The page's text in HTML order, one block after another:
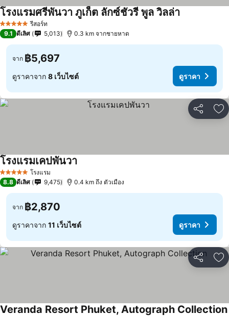
5 ดาว รีสอร์ท
โรงแรมศรีพันวา ภูเก็ต ลักซ์ชัวรี พูล วิลล่า
9.1 ดีเลิศ 5,013 0.3 km จากชายหาด
จาก ฿5,697
ดูราคาจาก 8 เว็บไซต์ ดูราคา
แชร์ เ
5 ดาว โรงแรม
โรงแรมเคปพันวา
8.8 ดีเลิศ 9,475 0.4 km ถึง ตัวเมือง
จาก ฿2,870
ดูราคาจาก 11 เว็บไซต์ ดูราคา
แชร์ เ
Veranda Resort Phuket, Autograph Collection